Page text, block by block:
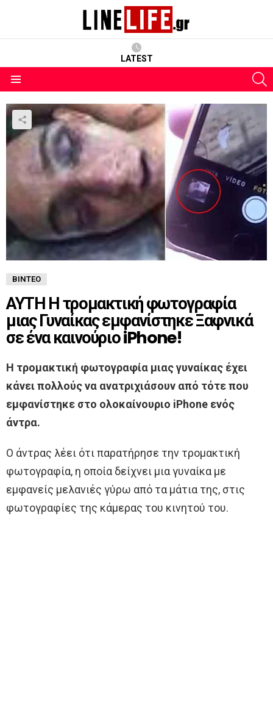
LATEST
ΒΊΝΤΕΟ
ΑΥΤΗ Η τρομακτική φωτογραφία
μιας Γυναίκας εμφανίστηκε Ξαφνικά
σε ένα καινούριο iPhone!
Η τρομακτική φωτογραφία μιας γυναίκας έχει
κάνει πολλούς να ανατριχιάσουν από τότε που
εμφανίστηκε στο ολοκαίνουριο iPhone ενός
άντρα.
Ο άντρας λέει ότι παρατήρησε την τρομακτική
φωτογραφία, η οποία δείχνει μια γυναίκα με
εμφανείς μελανιές γύρω από τα μάτια της, στις
φωτογραφίες της κάμερας του κινητού του.